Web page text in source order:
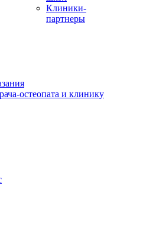
Клиники-
партнеры
остеопата и клинику